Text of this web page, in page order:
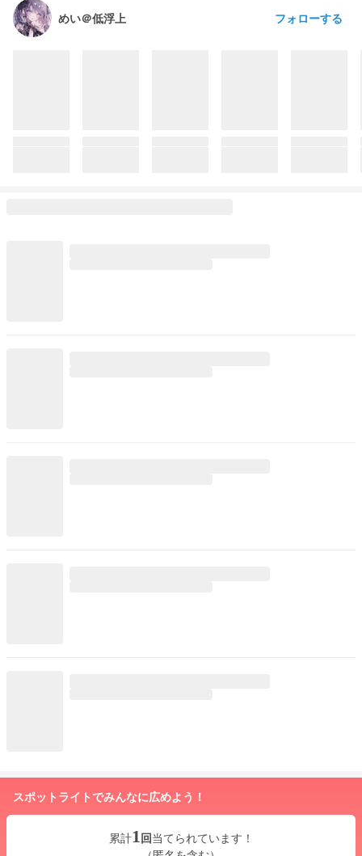
めい＠低浮上 フォローする
スポットライトでみんなに広めよう！
累計1回当てられています！